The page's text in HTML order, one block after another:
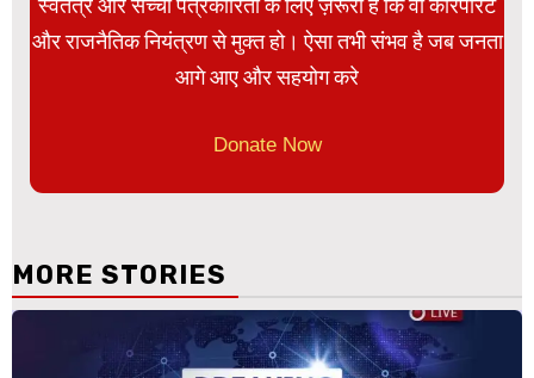
और राजनैतिक नियंत्रण से मुक्त हो। ऐसा तभी संभव है जब जनता
आगे आए और सहयोग करे
Donate Now
MORE STORIES